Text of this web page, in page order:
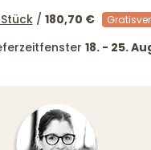
/ 180,70 €
18. - 25.